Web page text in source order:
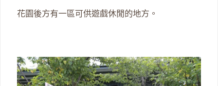
花園後方有一區可供遊戲休閒的地方。